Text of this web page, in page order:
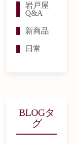
岩戸屋
Q&A
新商品
日常
BLOGタ
グ